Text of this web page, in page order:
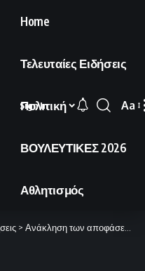
Home
Τελευταίες Ειδήσεις
Πολιτική
ΒΟΥΛΕΥΤΙΚΕΣ 2026
Αθλητισμός
Sign In
Font
Aa
> Ανάκληση των αποφάσεων και ενημέρωση του Γενικού Εισαγγελέα